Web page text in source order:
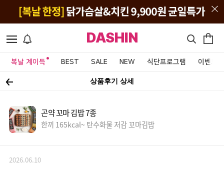
DASHIN
복날 계이득 BEST SALE NEW 식단프로그램 이벤트&
상품후기 상세
곤약 꼬마 김밥 7종
한끼 165kcal~ 탄수화물 저감 꼬마김밥
2026.06.10